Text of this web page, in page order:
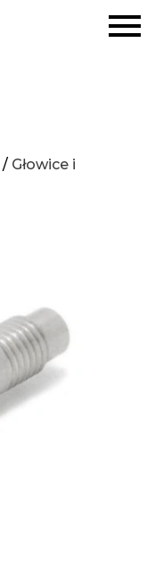
/ Głowice i